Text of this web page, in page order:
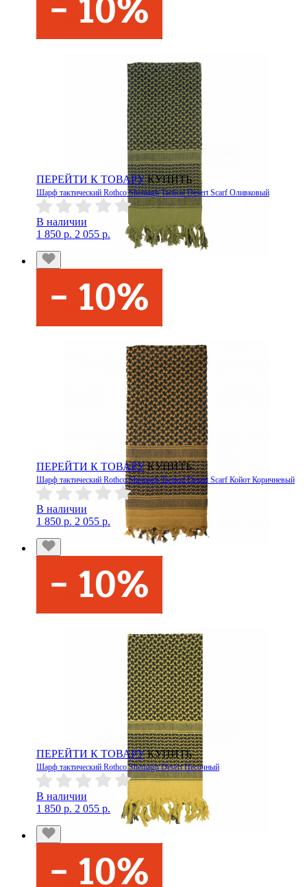
ПЕРЕЙТИ К ТОВАРУ КУПИТЬ
Шарф тактический Rothco Shemagh Tactical Desert Scarf Оливковый
В наличии
1 850 р. 2 055 р.
ПЕРЕЙТИ К ТОВАРУ КУПИТЬ
Шарф тактический Rothco Shemagh Tactical Desert Scarf Койот Коричневый
В наличии
1 850 р. 2 055 р.
ПЕРЕЙТИ К ТОВАРУ КУПИТЬ
Шарф тактический Rothco Shemagh Desert Песочный
В наличии
1 850 р. 2 055 р.